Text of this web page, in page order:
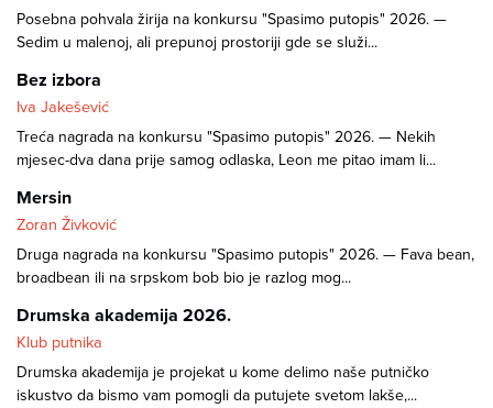
Posebna pohvala žirija na konkursu "Spasimo putopis" 2026. —
Sedim u malenoj, ali prepunoj prostoriji gde se služi...
Bez izbora
Iva Jakešević
Treća nagrada na konkursu "Spasimo putopis" 2026. — Nekih
mjesec-dva dana prije samog odlaska, Leon me pitao imam li...
Mersin
Zoran Živković
Druga nagrada na konkursu "Spasimo putopis" 2026. — Fava bean,
broadbean ili na srpskom bob bio je razlog mog...
Drumska akademija 2026.
Klub putnika
Drumska akademija je projekat u kome delimo naše putničko
iskustvo da bismo vam pomogli da putujete svetom lakše,...